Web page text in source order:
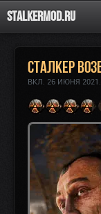
Stalkermod.ru
Сталкер
ВКЛ. 26 ИЮНЯ 2021